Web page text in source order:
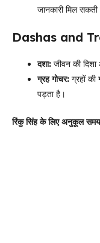
जानकारी मिल
Dashas and
दशा: जीवन की
ग्रह गोचर: ग्रहों
पड़ता है।
रिंकु सिंह के लिए अनुकूल